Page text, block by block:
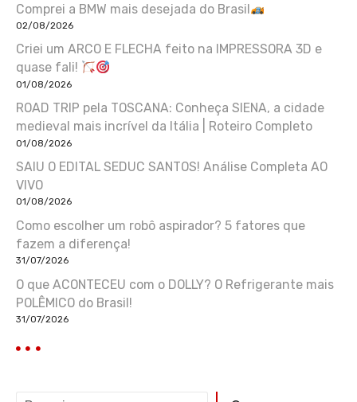
Comprei a BMW mais desejada do Brasil
02/08/2026
Criei um ARCO E FLECHA feito na IMPRESSORA 3D e
quase fali!
01/08/2026
ROAD TRIP pela TOSCANA: Conheça SIENA, a cidade
medieval mais incrível da Itália | Roteiro Completo
01/08/2026
SAIU O EDITAL SEDUC SANTOS! Análise Completa AO
VIVO
01/08/2026
Como escolher um robô aspirador? 5 fatores que
fazem a diferença!
31/07/2026
O que ACONTECEU com o DOLLY? O Refrigerante mais
POLÊMICO do Brasil!
31/07/2026